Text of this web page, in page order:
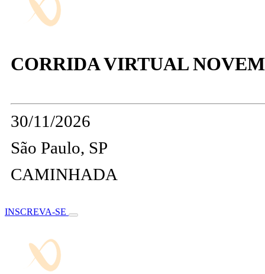
CORRIDA VIRTUAL
30/11/2026
São Paulo, SP
CAMINHADA
INSCREVA-SE